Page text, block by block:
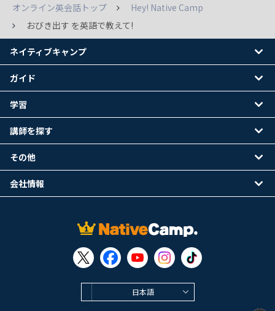
オンライン英会話トップ
Hey! Native Camp
おびき出す を英語で教えて!
日本語
ネイティブキャンプ
ガイド
学習
講師を探す
その他
会社情報